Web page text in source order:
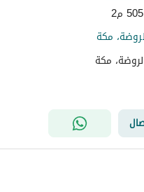
505 م2
مكة
مكة